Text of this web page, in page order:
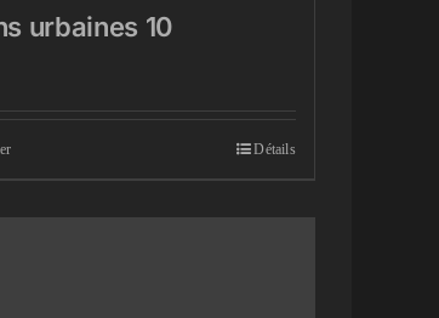
urbaines 10
Détails